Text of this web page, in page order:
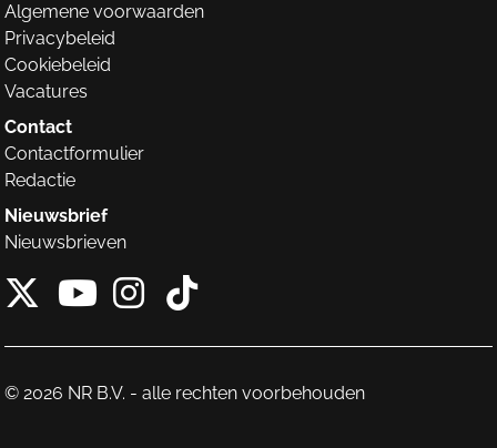
Algemene voorwaarden
Privacybeleid
Cookiebeleid
Vacatures
Contact
Contactformulier
Redactie
Nieuwsbrief
Nieuwsbrieven
X van NieuwRechts
Instagram van
Tiktok van
© 2026 NR B.V. - alle rechten voorbehouden